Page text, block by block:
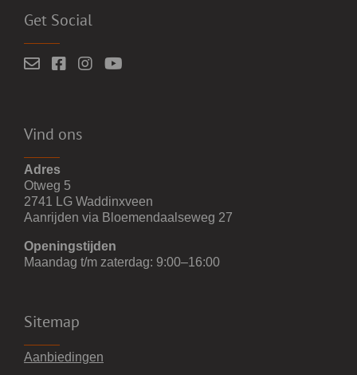
Get Social
Vind ons
Adres
Otweg 5
2741 LG Waddinxveen
Aanrijden via Bloemendaalseweg 27
Openingstijden
Maandag t/m zaterdag: 9:00–16:00
Sitemap
Aanbiedingen